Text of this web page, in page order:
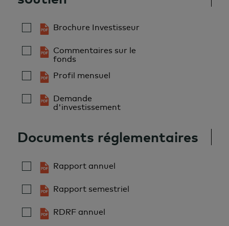
partout dans le monde.
Brochure Investisseur
Commentaires sur le
fonds
Profil mensuel
Demande
d'investissement
Documents réglementaires
Rapport annuel
Rapport semestriel
RDRF annuel